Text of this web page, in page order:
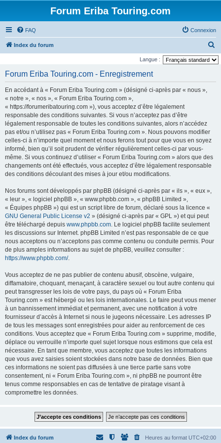
Forum Eriba Touring.com
FAQ Connexion
Index du forum
e
Langue :
Forum Eriba Touring.com - Enregistrement
En accédant à « Forum Eriba Touring.com » (désigné ci-après par « nous »,
« notre », « nos », « Forum Eriba Touring.com »,
« https://forumeribatouring.com »), vous acceptez d’être légalement
responsable des conditions suivantes. Si vous n’acceptez pas d’être
légalement responsable de toutes les conditions suivantes, alors n’accédez
pas et/ou n’utilisez pas « Forum Eriba Touring.com ». Nous pouvons modifier
celles-ci à n’importe quel moment et nous ferons tout pour que vous en soyez
informé, bien qu’il soit prudent de vérifier régulièrement celles-ci par vous-
même. Si vous continuez d’utiliser « Forum Eriba Touring.com » alors que des
changements ont été effectués, vous acceptez d’être légalement responsable
des conditions découlant des mises à jour et/ou modifications.
Nos forums sont développés par phpBB (désigné ci-après par « ils », « eux »,
« leur », « logiciel phpBB », « www.phpbb.com », « phpBB Limited »,
« Équipes phpBB ») qui est un script libre de forum, déclaré sous la licence «
GNU General Public License v2 » (désigné ci-après par « GPL ») et qui peut
être téléchargé depuis www.phpbb.com. Le logiciel phpBB facilite seulement
les discussions sur Internet. phpBB Limited n’est pas responsable de ce que
nous acceptons ou n’acceptons pas comme contenu ou conduite permis. Pour
de plus amples informations au sujet de phpBB, veuillez consulter :
https://www.phpbb.com/.
Vous acceptez de ne pas publier de contenu abusif, obscène, vulgaire,
diffamatoire, choquant, menaçant, à caractère sexuel ou tout autre contenu qui
peut transgresser les lois de votre pays, du pays où « Forum Eriba
Touring.com » est hébergé ou les lois internationales. Le faire peut vous mener
à un bannissement immédiat et permanent, avec une notification à votre
fournisseur d’accès à Internet si nous le jugeons nécessaire. Les adresses IP
de tous les messages sont enregistrées pour aider au renforcement de ces
conditions. Vous acceptez que « Forum Eriba Touring.com » supprime, modifie,
déplace ou verrouille n’importe quel sujet lorsque nous estimons que cela est
nécessaire. En tant que membre, vous acceptez que toutes les informations
que vous avez saisies soient stockées dans notre base de données. Bien que
ces informations ne soient pas diffusées à une tierce partie sans votre
consentement, ni « Forum Eriba Touring.com », ni phpBB ne pourront être
tenus comme responsables en cas de tentative de piratage visant à
compromettre les données.
Index du forum Heures au format UTC+02:00